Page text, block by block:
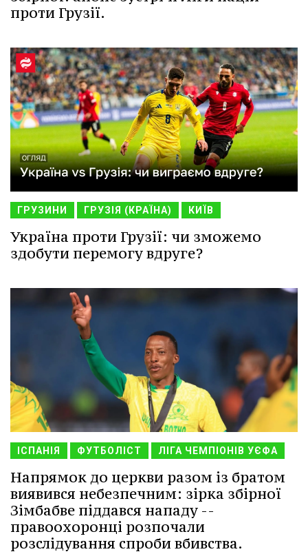
проти Грузії.
ГРУЗИНИ ГРУЗІЯ (КРАЇНА) КИЇВ
Україна проти Грузії: чи зможемо
здобути перемогу вдруге?
ІСПАНІЯ ФУТБОЛІСТ ЛІГА ЧЕМПІОНІВ УЄФА
Напрямок до церкви разом із братом
виявився небезпечним: зірка збірної
Зімбабве піддався нападу --
правоохоронці розпочали
розслідування спроби вбивства.